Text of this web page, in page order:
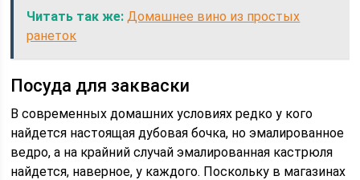
Читать так же: Домашнее вино из простых
ранеток
Посуда для закваски
В современных домашних условиях редко у кого
найдется настоящая дубовая бочка, но эмалированное
ведро, а на крайний случай эмалированная кастрюля
найдется, наверное, у каждого. Поскольку в магазинах